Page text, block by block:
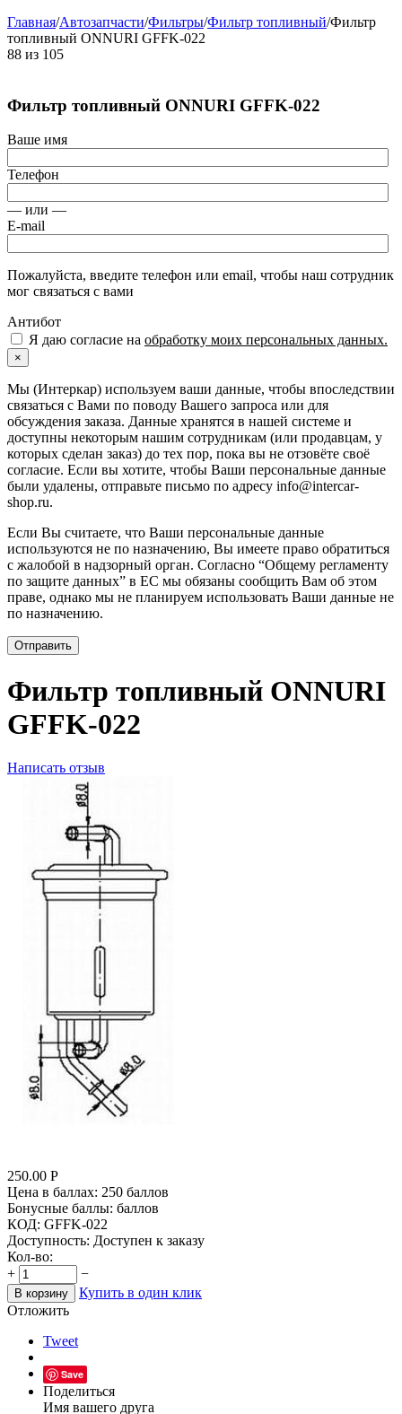
Главная/Автозапчасти/Фильтры/Фильтр топливный/Фильтр
топливный ONNURI GFFK-022
88 из 105
Фильтр топливный ONNURI GFFK-022
Ваше имя
Телефон
— или —
E-mail
Пожалуйста, введите телефон или email, чтобы наш сотрудник
мог связаться с вами
Антибот
Я даю согласие на обработку моих персональных данных.
×
Мы (Интеркар) используем ваши данные, чтобы впоследствии
связаться с Вами по поводу Вашего запроса или для
обсуждения заказа. Данные хранятся в нашей системе и
доступны некоторым нашим сотрудникам (или продавцам, у
которых сделан заказ) до тех пор, пока вы не отзовёте своё
согласие. Если вы хотите, чтобы Ваши персональные данные
были удалены, отправьте письмо по адресу info@intercar-
shop.ru.
Если Вы считаете, что Ваши персональные данные
используются не по назначению, Вы имеете право обратиться
с жалобой в надзорный орган. Согласно “Общему регламенту
по защите данных” в ЕС мы обязаны сообщить Вам об этом
праве, однако мы не планируем использовать Ваши данные не
по назначению.
Отправить
Фильтр топливный ONNURI
GFFK-022
Написать отзыв
250.00 Р
Цена в баллах: 250 баллов
Бонусные баллы: баллов
КОД: GFFK-022
Доступность: Доступен к заказу
Кол-во:
+
−
В корзину
Купить в один клик
Отложить
Tweet
Save
Поделиться
Имя вашего друга